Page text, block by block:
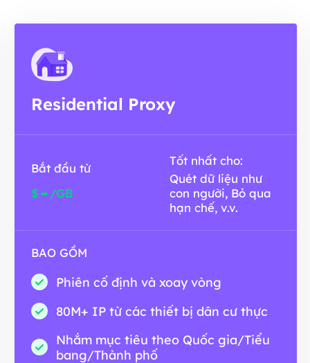
Residential Proxy
Bắt đầu từ
$- /GB
Tốt nhất cho:
Quét dữ liệu như
con người, Bỏ qua
hạn chế, v.v.
BAO GỒM
Phiên cố định và xoay vòng
80M+ IP từ các thiết bị dân cư thực
Nhắm mục tiêu theo Quốc gia/Tiểu
bang/Thành phố